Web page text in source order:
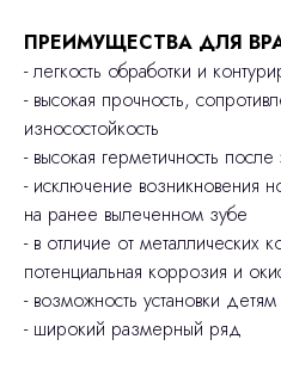
ПРЕИМУЩЕСТВА ДЛЯ
- легкость обработки и
- высокая прочность,
износостойкость
- высокая герметичность
- исключение возникновения
на ранее вылеченном зубе
- в отличие от металлических
потенциальная коррозия и
- возможность установки
- широкий размерный ряд